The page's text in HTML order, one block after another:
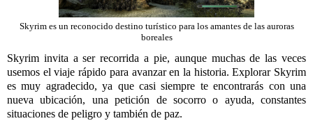
Skyrim es un reconocido destino turístico para los amantes de las auroras
boreales
Skyrim invita a ser recorrida a pie, aunque muchas de las veces
usemos el viaje rápido para avanzar en la historia. Explorar Skyrim
es muy agradecido, ya que casi siempre te encontrarás con una
nueva ubicación, una petición de socorro o ayuda, constantes
situaciones de peligro y también de paz.